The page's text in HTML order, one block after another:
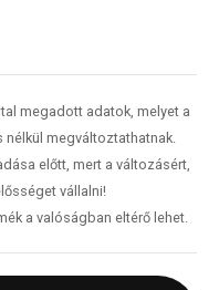
megadott adatok, melyet a
nélkül megváltoztathatnak.
előtt, mert a változásért,
vállalni!
a valóságban eltérő lehet.